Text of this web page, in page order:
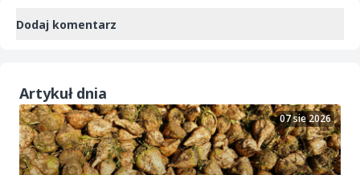
Dodaj komentarz
Artykuł dnia
07 sie 2026